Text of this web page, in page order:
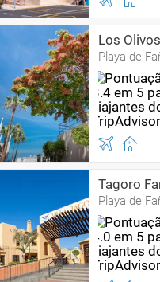
Los
Playa de
Tagoro
Playa de